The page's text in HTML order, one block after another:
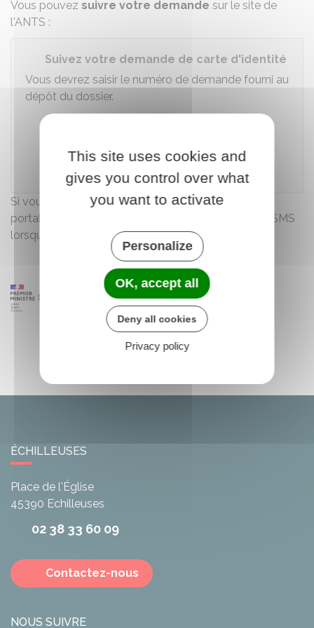
Vous pouvez suivre votre demande sur le site de
l'ANTS :
Suivez votre demande de carte d'identité
Vous devrez saisir le numéro de demande fourni au
dépôt du dossier.
Agence nationale des titres sécurisés (ANTS)
Si vous avez renseigné un numéro de téléphone
portable lors de votre demande, vous recevrez un SMS
lorsque votre carte d'identité sera disponible.
ÉCHILLEUSES
Place de l'Église
45390 Echilleuses
02 38 33 60 09
Contactez-nous
NOUS SUIVRE
This site uses cookies and
gives you control over what
you want to activate
Personalize
OK, accept all
Deny all cookies
Privacy policy